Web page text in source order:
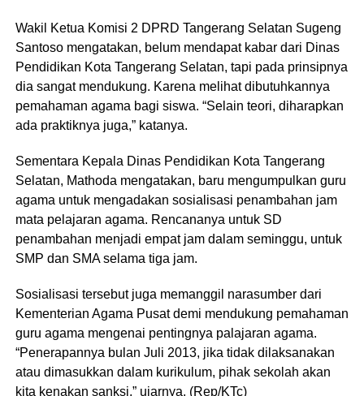
Wakil Ketua Komisi 2 DPRD Tangerang Selatan Sugeng
Santoso mengatakan, belum mendapat kabar dari Dinas
Pendidikan Kota Tangerang Selatan, tapi pada prinsipnya
dia sangat mendukung. Karena melihat dibutuhkannya
pemahaman agama bagi siswa. “Selain teori, diharapkan
ada praktiknya juga,” katanya.
Sementara Kepala Dinas Pendidikan Kota Tangerang
Selatan, Mathoda mengatakan, baru mengumpulkan guru
agama untuk mengadakan sosialisasi penambahan jam
mata pelajaran agama. Rencananya untuk SD
penambahan menjadi empat jam dalam seminggu, untuk
SMP dan SMA selama tiga jam.
Sosialisasi tersebut juga memanggil narasumber dari
Kementerian Agama Pusat demi mendukung pemahaman
guru agama mengenai pentingnya palajaran agama.
“Penerapannya bulan Juli 2013, jika tidak dilaksanakan
atau dimasukkan dalam kurikulum, pihak sekolah akan
kita kenakan sanksi,” ujarnya. (Rep/KTc)